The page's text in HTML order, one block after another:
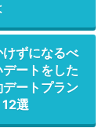
ずになるべ
デートをした
ートプラン
12選